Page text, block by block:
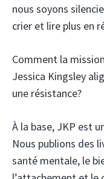
nous soyons
crier et lire plus en
Comment la
Jessica Kingsley
une résistance?
À la base, JKP est
Nous publions des
santé mentale, le